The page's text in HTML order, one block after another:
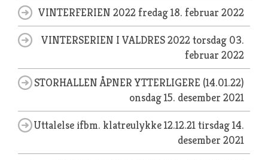
VINTERFERIEN 2022fredag 18. februar 2022
VINTERSERIEN I VALDRES 2022torsdag 03.
februar 2022
STORHALLEN ÅPNER YTTERLIGERE (14.01.22)
onsdag 15. desember 2021
Uttalelse ifbm. klatreulykke 12.12.21tirsdag 14.
desember 2021